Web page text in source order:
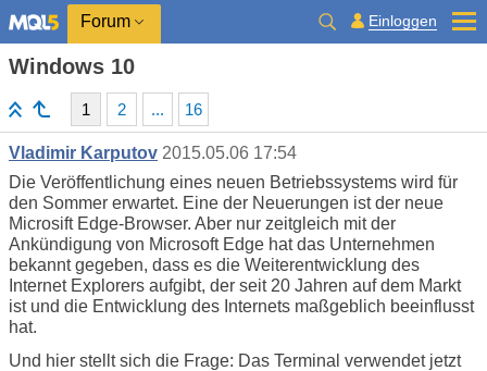
Forum Einloggen
Windows 10
1 2 ... 16
Vladimir Karputov 2015.05.06 17:54
Die Veröffentlichung eines neuen Betriebssystems wird für
den Sommer erwartet. Eine der Neuerungen ist der neue
Microsift Edge-Browser. Aber nur zeitgleich mit der
Ankündigung von Microsoft Edge hat das Unternehmen
bekannt gegeben, dass es die Weiterentwicklung des
Internet Explorers aufgibt, der seit 20 Jahren auf dem Markt
ist und die Entwicklung des Internets maßgeblich beeinflusst
hat.
Und hier stellt sich die Frage: Das Terminal verwendet jetzt